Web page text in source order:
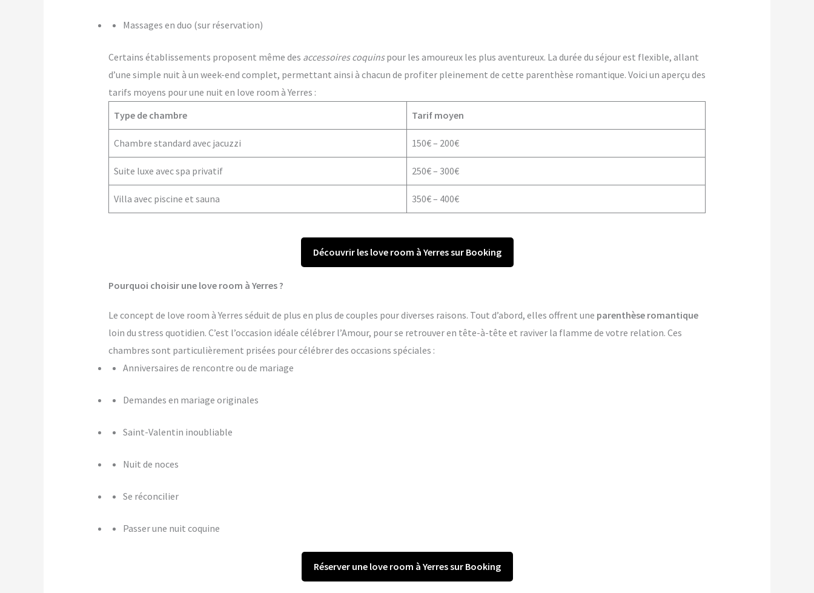
Massages en duo (sur réservation)
Certains établissements proposent même des accessoires coquinspour les amoureux les plus aventureux. La durée du séjour est flexible, allant
d’une simple nuit à un week-end complet, permettant ainsi à chacun de profiter pleinement de cette parenthèse romantique. Voici un aperçu des
tarifs moyens pour une nuit en love room à Yerres :
Type de chambre
Tarif moyen
Chambre standard avec jacuzzi 150€ – 200€
Suite luxe avec spa privatif 250€ – 300€
Villa avec piscine et sauna 350€ – 400€
Découvrir les love room à Yerres sur Booking
Pourquoi choisir une love room à Yerres ?
Le concept de love room à Yerres séduit de plus en plus de couples pour diverses raisons. Tout d’abord, elles offrent une parenthèse romantique
loin du stress quotidien. C’est l’occasion idéale célébrer l’Amour, pour se retrouver en tête-à-tête et raviver la flamme de votre relation. Ces
chambres sont particulièrement prisées pour célébrer des occasions spéciales :
Anniversaires de rencontre ou de mariage
Demandes en mariage originales
Saint-Valentin inoubliable
Nuit de noces
Se réconcilier
Passer une nuit coquine
Réserver une love room à Yerres sur Booking